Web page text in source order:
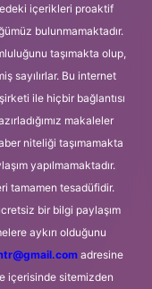
içerikleri proaktif
bulunmamaktadır.
taşımakta olup,
sayılırlar. Bu internet
ile hiçbir bağlantısı
makaleler
niteliği taşımamakta
yapılmamaktadır.
tamamen tesadüfidir.
bir bilgi paylaşım
aykırı olduğunu
adresine
içerisinde sitemizden